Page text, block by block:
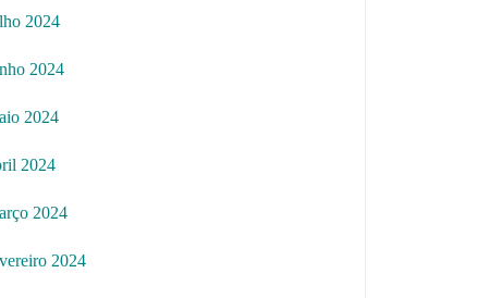
2024
2024
2024
2024
2024
2024